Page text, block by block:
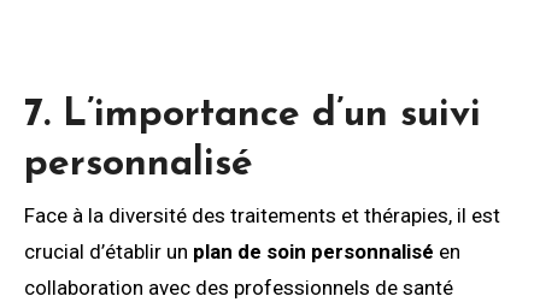
7. L’importance d’un suivi
personnalisé
Face à la diversité des traitements et thérapies, il est
crucial d’établir un plan de soin personnalisé en
collaboration avec des professionnels de santé